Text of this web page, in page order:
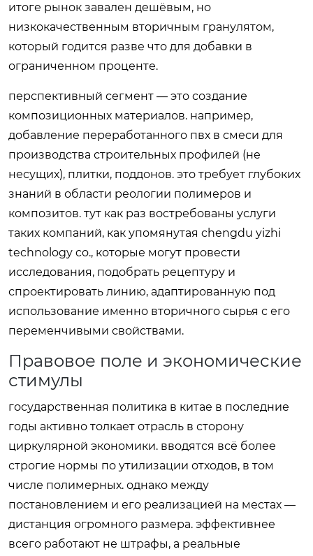
итоге рынок завален дешёвым, но
низкокачественным вторичным гранулятом,
который годится разве что для добавки в
ограниченном проценте.
перспективный сегмент — это создание
композиционных материалов. например,
добавление переработанного пвх в смеси для
производства строительных профилей (не
несущих), плитки, поддонов. это требует глубоких
знаний в области реологии полимеров и
композитов. тут как раз востребованы услуги
таких компаний, как упомянутая chengdu yizhi
technology co., которые могут провести
исследования, подобрать рецептуру и
спроектировать линию, адаптированную под
использование именно вторичного сырья с его
переменчивыми свойствами.
Правовое поле и экономические
стимулы
государственная политика в китае в последние
годы активно толкает отрасль в сторону
циркулярной экономики. вводятся всё более
строгие нормы по утилизации отходов, в том
числе полимерных. однако между
постановлением и его реализацией на местах —
дистанция огромного размера. эффективнее
всего работают не штрафы, а реальные